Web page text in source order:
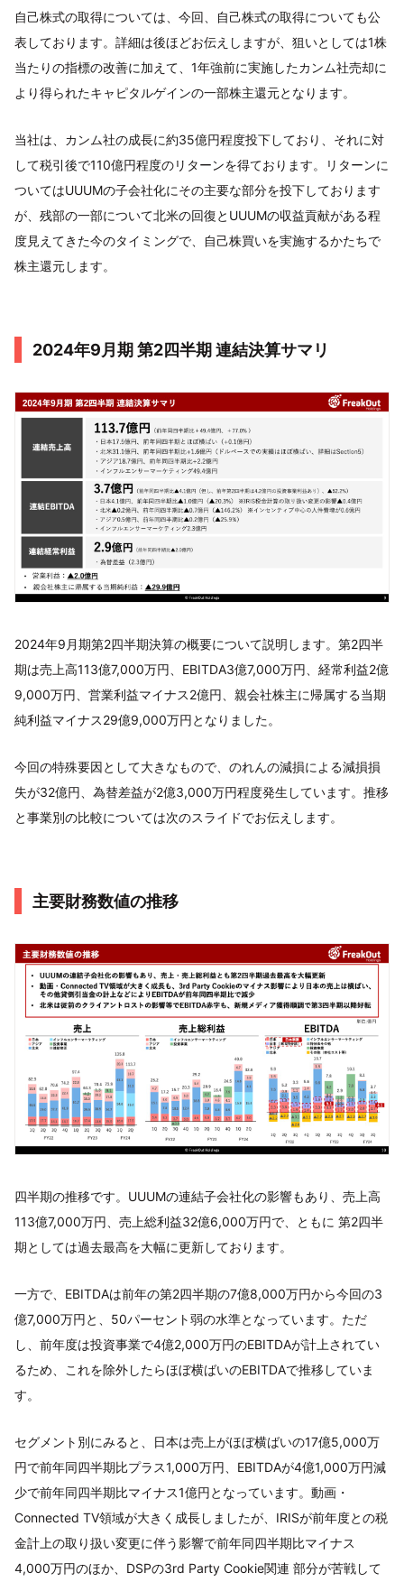
自己株式の取得については、今回、自己株式の取得についても公
表しております。詳細は後ほどお伝えしますが、狙いとしては1株
当たりの指標の改善に加えて、1年強前に実施したカンム社売却に
より得られたキャピタルゲインの一部株主還元となります。
当社は、カンム社の成長に約35億円程度投下しており、それに対
して税引後で110億円程度のリターンを得ております。リターンに
ついてはUUUMの子会社化にその主要な部分を投下しております
が、残部の一部について北米の回復とUUUMの収益貢献がある程
度見えてきた今のタイミングで、自己株買いを実施するかたちで
株主還元します。
2024年9月期 第2四半期 連結決算サマリ
2024年9月期第2四半期決算の概要について説明します。第2四半
期は売上高113億7,000万円、EBITDA3億7,000万円、経常利益2億
9,000万円、営業利益マイナス2億円、親会社株主に帰属する当期
純利益マイナス29億9,000万円となりました。
今回の特殊要因として大きなもので、のれんの減損による減損損
失が32億円、為替差益が2億3,000万円程度発生しています。推移
と事業別の比較については次のスライドでお伝えします。
主要財務数値の推移
四半期の推移です。UUUMの連結子会社化の影響もあり、売上高
113億7,000万円、売上総利益32億6,000万円で、ともに 第2四半
期としては過去最高を大幅に更新しております。
一方で、EBITDAは前年の第2四半期の7億8,000万円から今回の3
億7,000万円と、50パーセント弱の水準となっています。ただ
し、前年度は投資事業で4億2,000万円のEBITDAが計上されてい
るため、これを除外したらほぼ横ばいのEBITDAで推移していま
す。
セグメント別にみると、日本は売上がほぼ横ばいの17億5,000万
円で前年同四半期比プラス1,000万円、EBITDAが4億1,000万円減
少で前年同四半期比マイナス1億円となっています。動画・
Connected TV領域が大きく成長しましたが、IRISが前年度との税
金計上の取り扱い変更に伴う影響で前年同四半期比マイナス
4,000万円のほか、DSPの3rd Party Cookie関連 部分が苦戦して